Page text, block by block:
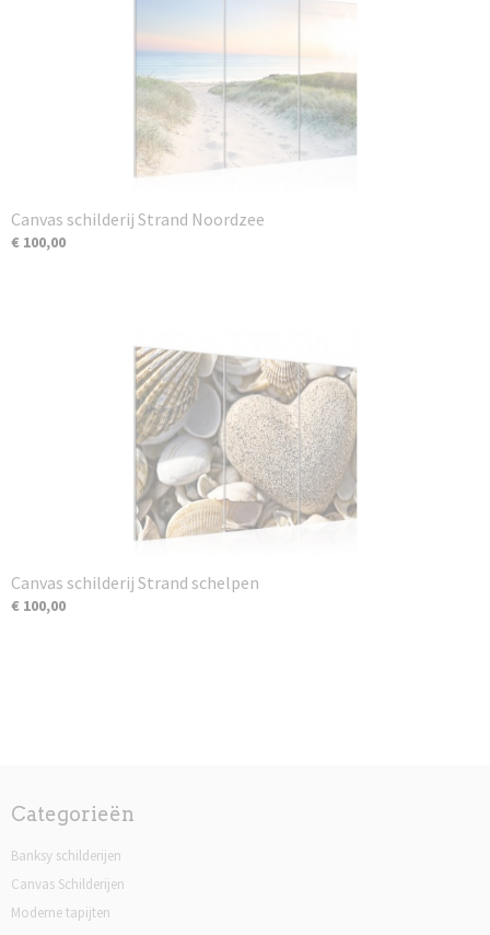
Canvas schilderij Strand Noordzee
€ 100,00
Canvas schilderij Strand schelpen
€ 100,00
Categorieën
Banksy schilderijen
Canvas Schilderijen
Moderne tapijten